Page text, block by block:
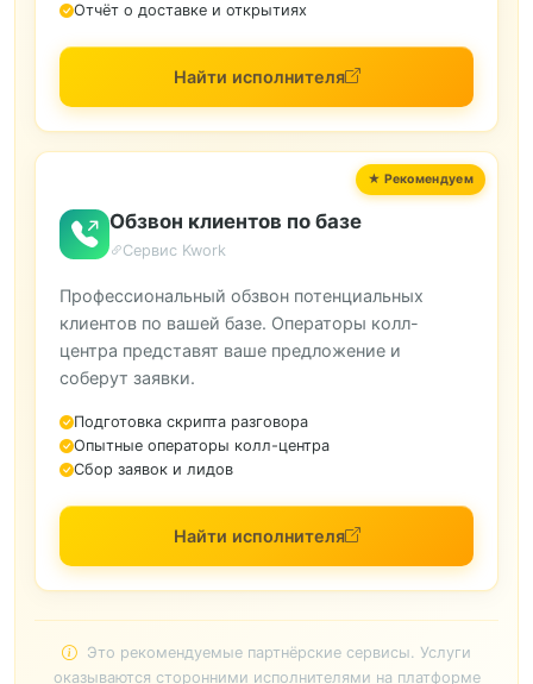
Отчёт о доставке и открытиях
Найти исполнителя
Обзвон клиентов по базе
Сервис Kwork
Профессиональный обзвон потенциальных
клиентов по вашей базе. Операторы колл-
центра представят ваше предложение и
соберут заявки.
Подготовка скрипта разговора
Опытные операторы колл-центра
Сбор заявок и лидов
Найти исполнителя
Это рекомендуемые партнёрские сервисы. Услуги
оказываются сторонними исполнителями на платформе